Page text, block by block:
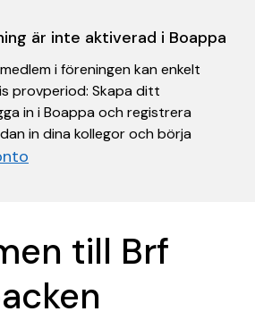
är inte aktiverad i Boappa
i föreningen kan enkelt
provperiod: Skapa ditt
in i Boappa och registrera
in dina kollegor och börja
till Brf